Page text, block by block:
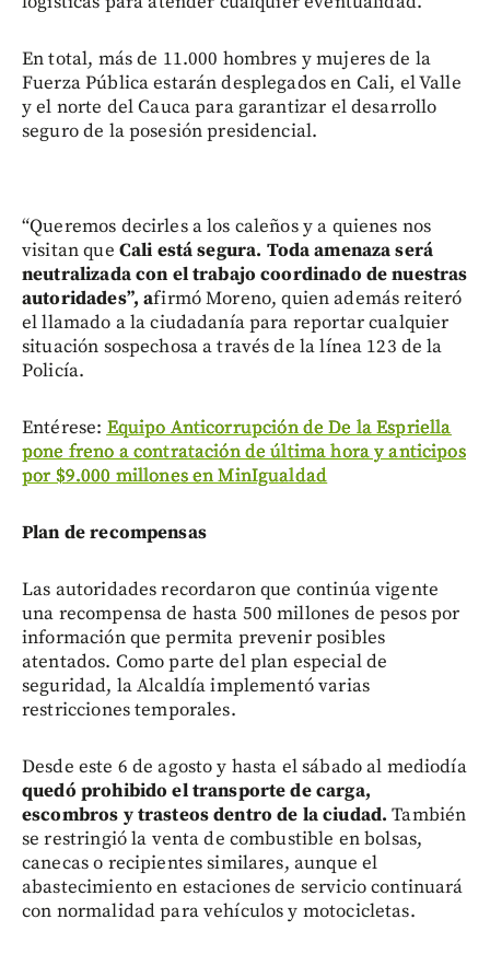
En total, más de 11.000 hombres y mujeres de la
Fuerza Pública estarán desplegados en Cali, el Valle
y el norte del Cauca para garantizar el desarrollo
seguro de la posesión presidencial.
“Queremos decirles a los caleños y a quienes nos
visitan que Cali está segura. Toda amenaza será
neutralizada con el trabajo coordinado de nuestras
autoridades”, afirmó Moreno, quien además reiteró
el llamado a la ciudadanía para reportar cualquier
situación sospechosa a través de la línea 123 de la
Policía.
Entérese: Equipo Anticorrupción de De la Espriella
pone freno a contratación de última hora y anticipos
por $9.000 millones en MinIgualdad
Plan de recompensas
Las autoridades recordaron que continúa vigente
una recompensa de hasta 500 millones de pesos por
información que permita prevenir posibles
atentados. Como parte del plan especial de
seguridad, la Alcaldía implementó varias
restricciones temporales.
Desde este 6 de agosto y hasta el sábado al mediodía
quedó prohibido el transporte de carga,
escombros y trasteos dentro de la ciudad. También
se restringió la venta de combustible en bolsas,
canecas o recipientes similares, aunque el
abastecimiento en estaciones de servicio continuará
con normalidad para vehículos y motocicletas.